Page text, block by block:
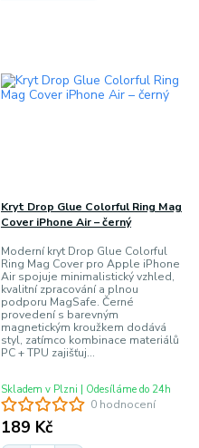
0 hodnocení
Kryt Drop Glue Colorful Ring Mag
Cover iPhone Air – černý
Moderní kryt Drop Glue Colorful
Ring Mag Cover pro Apple iPhone
Air spojuje minimalistický vzhled,
kvalitní zpracování a plnou
podporu MagSafe. Černé
provedení s barevným
magnetickým kroužkem dodává
styl, zatímco kombinace materiálů
PC + TPU zajišťuj...
189 Kč
Skladem v Plzni | Odesíláme do 24h